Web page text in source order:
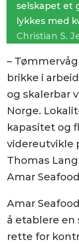
selskapet et
lykkes med
Christian S.
–
brikke i
og skalerbar
Norge.
kapasitet og
videreutvikle
Thomas
Amar
Amar
å etablere
rette for